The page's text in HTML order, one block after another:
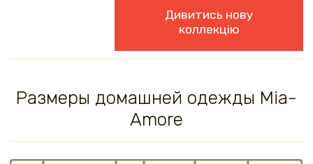
Дивитись нову
коллекцію
Размеры домашней одежды Mia-
Amore